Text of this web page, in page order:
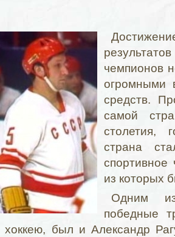
чемпионов
огромными
средств.
самой
столетия,
страна
спортивное
из которых
Одним
победные
хоккею, был и Александр